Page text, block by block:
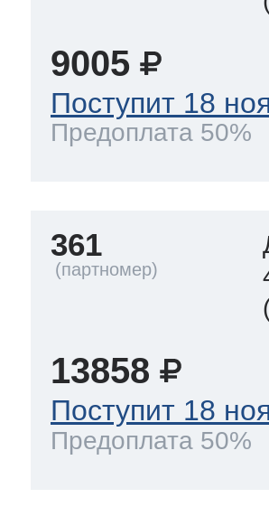
9005
Поступит 18
Предоплата 50%
361
13858
Поступит 18
Предоплата 50%